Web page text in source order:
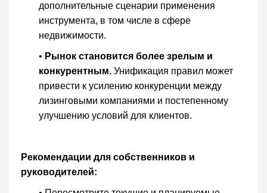
дополнительные сценарии применения
инструмента, в том числе в сфере
недвижимости.
• Рынок становится более зрелым и
конкурентным. Унификация правил может
привести к усилению конкуренции между
лизинговыми компаниями и постепенному
улучшению условий для клиентов.
Рекомендации для собственников и
руководителей: